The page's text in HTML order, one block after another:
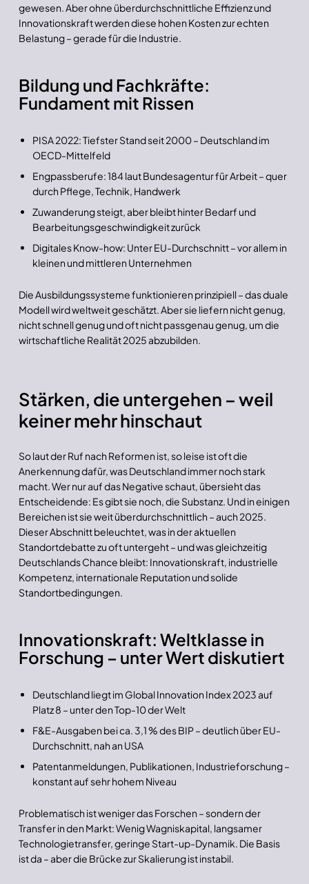
gewesen. Aber ohne überdurchschnittliche Effizienz und
Innovationskraft werden diese hohen Kosten zur echten
Belastung – gerade für die Industrie.
Bildung und Fachkräfte:
Fundament mit Rissen
PISA 2022: Tiefster Stand seit 2000 – Deutschland im
OECD-Mittelfeld
Engpassberufe: 184 laut Bundesagentur für Arbeit – quer
durch Pflege, Technik, Handwerk
Zuwanderung steigt, aber bleibt hinter Bedarf und
Bearbeitungsgeschwindigkeit zurück
Digitales Know-how: Unter EU-Durchschnitt – vor allem in
kleinen und mittleren Unternehmen
Die Ausbildungssysteme funktionieren prinzipiell – das duale
Modell wird weltweit geschätzt. Aber sie liefern nicht genug,
nicht schnell genug und oft nicht passgenau genug, um die
wirtschaftliche Realität 2025 abzubilden.
Stärken, die untergehen – weil
keiner mehr hinschaut
So laut der Ruf nach Reformen ist, so leise ist oft die
Anerkennung dafür, was Deutschland immer noch stark
macht. Wer nur auf das Negative schaut, übersieht das
Entscheidende: Es gibt sie noch, die Substanz. Und in einigen
Bereichen ist sie weit überdurchschnittlich – auch 2025.
Dieser Abschnitt beleuchtet, was in der aktuellen
Standortdebatte zu oft untergeht – und was gleichzeitig
Deutschlands Chance bleibt: Innovationskraft, industrielle
Kompetenz, internationale Reputation und solide
Standortbedingungen.
Innovationskraft: Weltklasse in
Forschung – unter Wert diskutiert
Deutschland liegt im Global Innovation Index 2023 auf
Platz 8 – unter den Top-10 der Welt
F&E-Ausgaben bei ca. 3,1 % des BIP – deutlich über EU-
Durchschnitt, nah an USA
Patentanmeldungen, Publikationen, Industrieforschung –
konstant auf sehr hohem Niveau
Problematisch ist weniger das Forschen – sondern der
Transfer in den Markt: Wenig Wagniskapital, langsamer
Technologietransfer, geringe Start-up-Dynamik. Die Basis
ist da – aber die Brücke zur Skalierung ist instabil.